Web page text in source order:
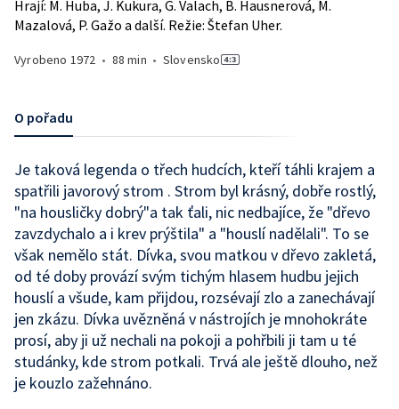
Hrají: M. Huba, J. Kukura, G. Valach, B. Hausnerová, M.
Mazalová, P. Gažo a další. Režie: Štefan Uher.
Vyrobeno 1972 • 88 min • Slovensko
O pořadu
Je taková legenda o třech hudcích, kteří táhli krajem a
spatřili javorový strom . Strom byl krásný, dobře rostlý,
"na housličky dobrý"a tak ťali, nic nedbajíce, že "dřevo
zavzdychalo a i krev prýštila" a "houslí nadělali". To se
však nemělo stát. Dívka, svou matkou v dřevo zakletá,
od té doby provází svým tichým hlasem hudbu jejich
houslí a všude, kam přijdou, rozsévají zlo a zanechávají
jen zkázu. Dívka uvězněná v nástrojích je mnohokráte
prosí, aby ji už nechali na pokoji a pohřbili ji tam u té
studánky, kde strom potkali. Trvá ale ještě dlouho, než
je kouzlo zažehnáno.